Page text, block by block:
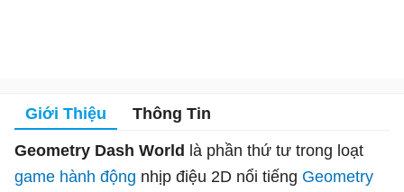
Giới Thiệu Thông Tin
Geometry Dash World là phần thứ tư trong loạt
game hành động nhịp điệu 2D nổi tiếng Geometry